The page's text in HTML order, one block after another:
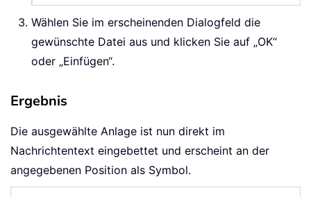
Wählen Sie im erscheinenden Dialogfeld die
gewünschte Datei aus und klicken Sie auf „OK“
oder „Einfügen“.
Ergebnis
Die ausgewählte Anlage ist nun direkt im
Nachrichtentext eingebettet und erscheint an der
angegebenen Position als Symbol.